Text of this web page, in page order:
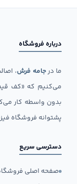
درباره فروشگاه
ما درجامه فرش،
می‌کنیم که «کف
بدون واسطه کار
پشتوانه فروشگاه
دسترسی سریع
صفحه اصلی